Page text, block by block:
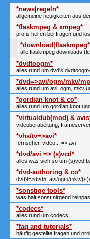
*news|regeln*
allgemeine neuigkeiten aus
*flaskmpeg & xmpeg*
profis helfen bei fragen und
*download|flaskmpeg*
alle flaskmpeg downloads
*dvdtoogm*
alles rund um dvd's
*dvd=>avi/ogm/mkv/
alles rund um avi, ogm, mkv
*gordian knot & co*
alles rund um gordian knot
*virtualdub(mod) &
videoberabeitung,
*vhs/tv=>avi*
fernseher, video,.. => avi
*dvd/avi => (s)vcd*
alles was sich so um (s)vcd
*dvd-authoring & co*
dvd9=>dvd5, avi/ogm/mkv/
*sonstige tools*
was halt sonst nirgend
*codecs*
alles rund um codecs ...
*faq and tutorials*
häufig gestellte fragen und